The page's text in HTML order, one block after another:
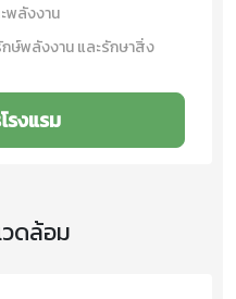
พลังงาน
ษ์พลังงาน และรักษาสิ่ง
รงแรม
ดล้อม